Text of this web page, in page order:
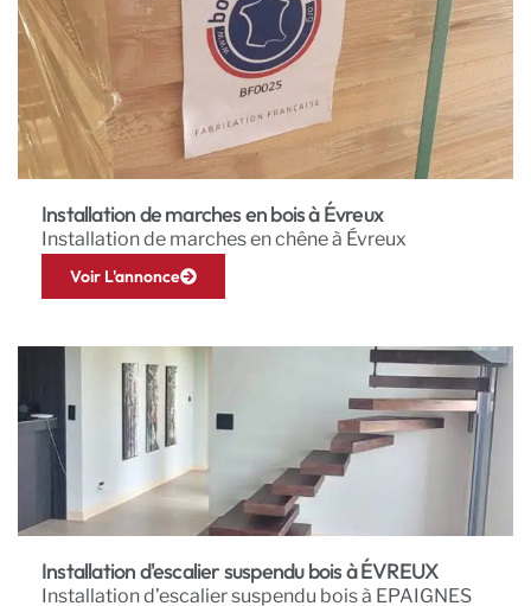
Installation de marches en bois à Évreux
Installation de marches en chêne à Évreux
Voir L'annonce
Installation d'escalier suspendu bois à ÉVREUX
Installation d’escalier suspendu bois à EPAIGNES